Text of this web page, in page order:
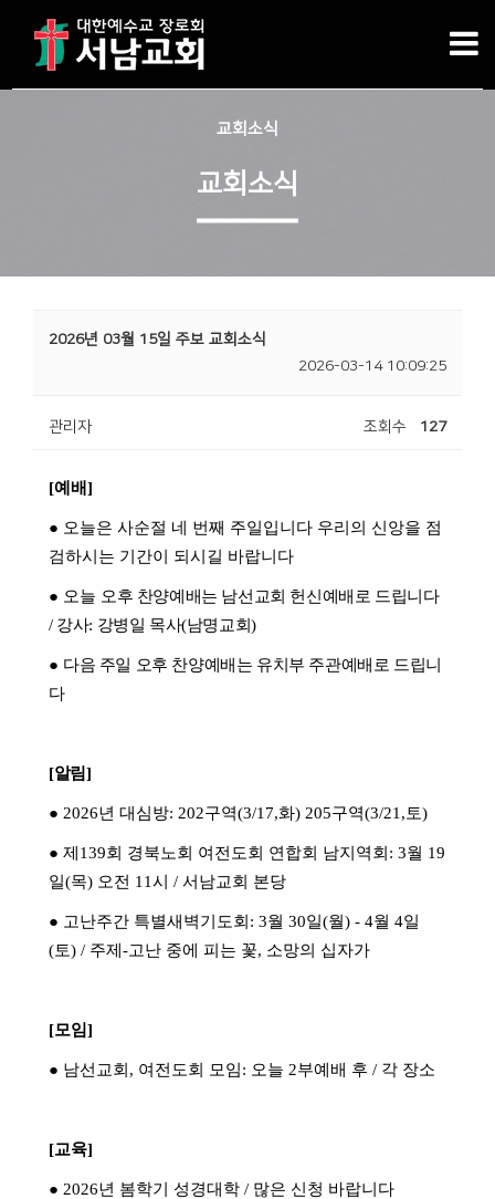
교회소식
교회소식
2026년 03월 15일 주보 교회소식
2026-03-14 10:09:25
관리자 조회수 127
[예배]
● 오늘은 사순절 네 번째 주일입니다 우리의 신앙을 점
검하시는 기간이 되시길 바랍니다
● 오늘 오후 찬양예배는 남선교회 헌신예배로 드립니다
/ 강사: 강병일 목사(남명교회)
● 다음 주일 오후 찬양예배는 유치부 주관예배로 드립니
다
[알림]
● 2026년 대심방: 202구역(3/17,화) 205구역(3/21,토)
● 제 139회 경북노회 여전도회 연합회 남지역회 : 3월 19
일(목) 오전 11시 / 서남교회 본당
● 고난주간 특별새벽기도회 : 3월 30일(월) - 4월 4일
(토) / 주제 -고난 중에 피는 꽃, 소망의 십자가
[모임]
● 남선교회 , 여전도회 모임: 오늘 2부예배 후 / 각 장소
[교육]
● 2026년 봄학기 성경대학 / 많은 신청 바랍니다